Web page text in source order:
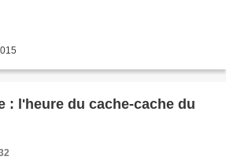
: l'heure du cache-cache du